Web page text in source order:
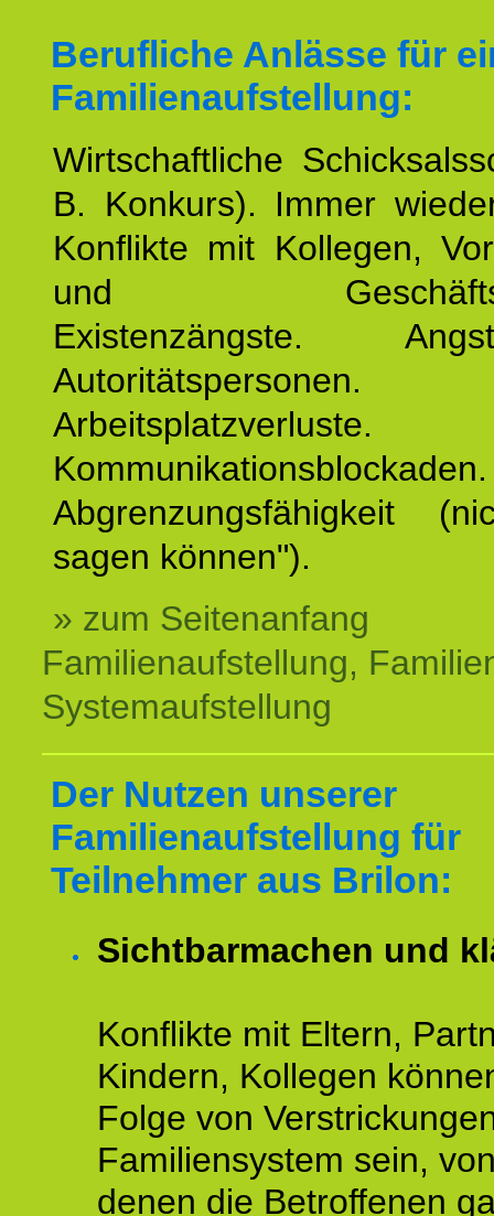
Berufliche Anlässe für
Familienaufstellung:
Wirtschaftliche
B. Konkurs). Immer
Konflikte mit Kollegen,
und
Existenzängste.
Autoritätspersonen.
Arbeitsplatzverluste.
Abgrenzungsfähigkeit
sagen können").
» zum Seitenanfang
Familienaufstellung,
Systemaufstellung
Der Nutzen unserer
Familienaufstellung für
Teilnehmer aus Brilon:
Sichtbarmachen und
Konflikte mit Eltern,
Kindern, Kollegen
Folge von
Familiensystem sein,
denen die Betroffenen